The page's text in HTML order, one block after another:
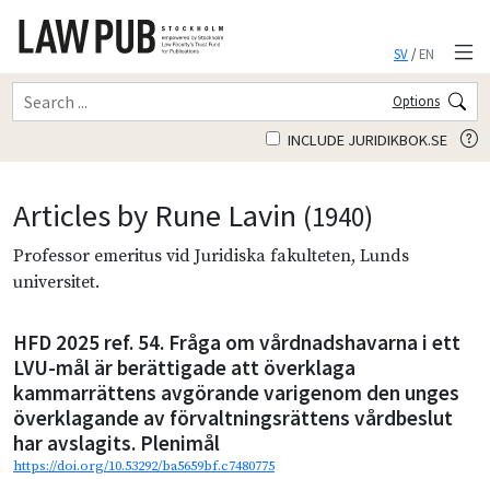
SV/EN
Options
INCLUDE JURIDIKBOK.SE
Articles by Rune Lavin (1940)
Professor emeritus vid Juridiska fakulteten, Lunds
universitet.
HFD 2025 ref. 54. Fråga om vårdnadshavarna i ett
LVU-mål är berättigade att överklaga
kammarrättens avgörande varigenom den unges
överklagande av förvaltningsrättens vårdbeslut
har avslagits. Plenimål
https://doi.org/10.53292/ba5659bf.c7480775